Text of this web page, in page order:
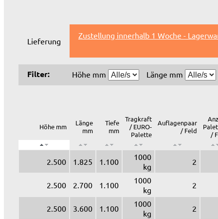
Lieferung
Zustellung innerhalb 1 Woche -
Filter: Höhe mm Länge mm
Höhe mm
Länge
mm
Tiefe
mm
Tragkraft
/ EURO-
Palette
Auflagenpaar
/ Feld
/
2.500 1.825 1.100
1000
kg
2
2.500 2.700 1.100
1000
kg
2
2.500 3.600 1.100
1000
kg
2